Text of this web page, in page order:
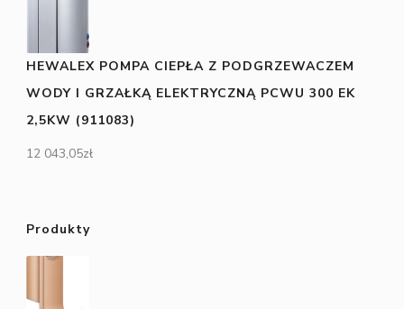
HEWALEX POMPA CIEPŁA Z PODGRZEWACZEM
WODY I GRZAŁKĄ ELEKTRYCZNĄ PCWU 300 EK
2,5KW (911083)
12 043,05zł
Produkty